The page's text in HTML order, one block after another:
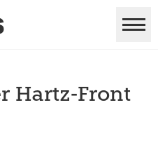
Hartz-Front